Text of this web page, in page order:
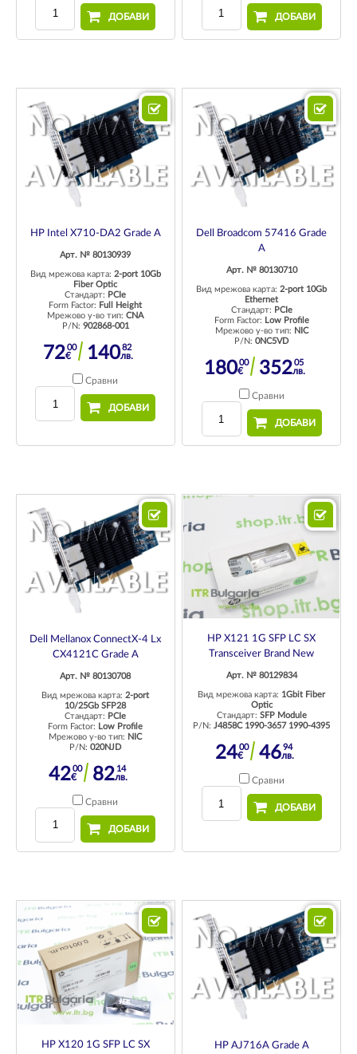
ДОБАВИ ДОБАВИ
HP Intel X710-DA2 Grade A
Арт. № 80130939
Вид мрежова карта: 2-port 10Gb
Fiber Optic
Стандарт: PCIe
Form Factor: Full Height
Мрежово у-во тип:CNA
P/N: 902868-001
7200
€ 14082
лв.
Сравни
ДОБАВИ
Dell Broadcom 57416 Grade
A
Арт. № 80130710
Вид мрежова карта:2-port 10Gb
Ethernet
Стандарт: PCIe
Form Factor: Low Profile
Мрежово у-во тип: NIC
P/N:0NC5VD
18000
€ 35205
лв.
Сравни
ДОБАВИ
Dell Mellanox ConnectX-4 Lx
CX4121C Grade A
Арт. № 80130708
Вид мрежова карта:2-port
10/25Gb SFP28
Стандарт: PCIe
Form Factor: Low Profile
Мрежово у-во тип: NIC
P/N:020NJD
4200
€ 8214
лв.
Сравни
ДОБАВИ
HP X121 1G SFP LC SX
Transceiver Brand New
Арт. № 80129834
Вид мрежова карта: 1Gbit Fiber
Optic
Стандарт: SFP Module
P/N:J4858C 1990-3657 1990-4395
2400
€ 4694
лв.
Сравни
ДОБАВИ
HP X120 1G SFP LC SX
HP AJ716A Grade A